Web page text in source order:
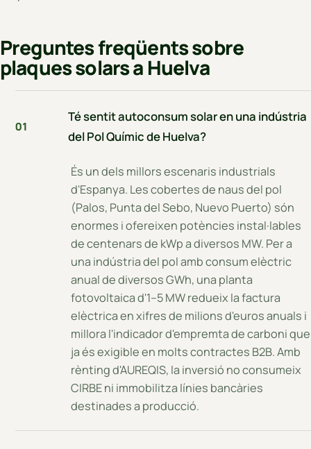
Preguntes freqüents sobre
plaques solars a Huelva
01
Té sentit autoconsum solar en una indústria
del Pol Químic de Huelva?
És un dels millors escenaris industrials
d'Espanya. Les cobertes de naus del pol
(Palos, Punta del Sebo, Nuevo Puerto) són
enormes i ofereixen potències instal·lables
de centenars de kWp a diversos MW. Per a
una indústria del pol amb consum elèctric
anual de diversos GWh, una planta
fotovoltaica d'1–5 MW redueix la factura
elèctrica en xifres de milions d'euros anuals i
millora l'indicador d'empremta de carboni que
ja és exigible en molts contractes B2B. Amb
rènting d'AUREQIS, la inversió no consumeix
CIRBE ni immobilitza línies bancàries
destinades a producció.